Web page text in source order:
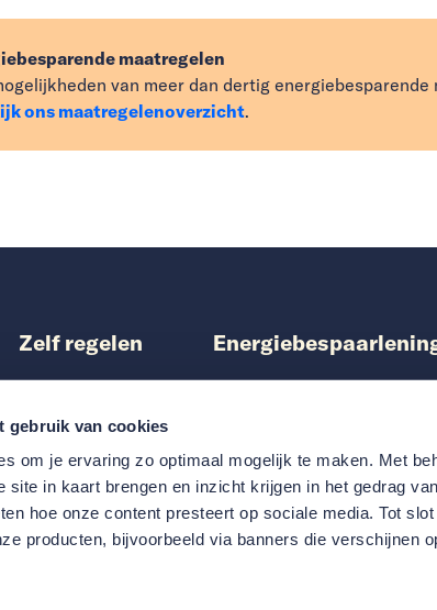
gebruik van cookies
om je ervaring zo optimaal mogelijk te maken. Met
site in kaart brengen en inzicht krijgen in het gedrag
hoe onze content presteert op sociale media. Tot
producten, bijvoorbeeld via banners die verschijnen
maatregelen
van meer dan dertig energiebesparende
ons maatregelenoverzicht.
Zelf regelen
Mijn Warmtefonds
Declaratie indienen
VvE Quickscan
Samenwerken met
Scholen